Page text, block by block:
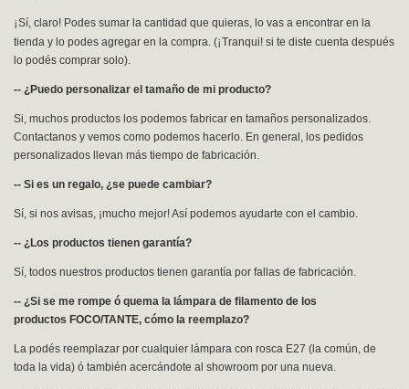
¡Sí, claro! Podes sumar la cantidad que quieras, lo vas a encontrar en la
tienda y lo podes agregar en la compra. (¡Tranqui! si te diste cuenta después
lo podés comprar solo).
-- ¿Puedo personalizar el tamaño de mi producto?
Si, muchos productos los podemos fabricar en tamaños personalizados.
Contactanos y vemos como podemos hacerlo. En general, los pedidos
personalizados llevan más tiempo de fabricación.
-- Si es un regalo, ¿se puede cambiar?
Sí, si nos avisas, ¡mucho mejor! Así podemos ayudarte con el cambio.
-- ¿Los productos tienen garantía?
Sí, todos nuestros productos tienen garantía por fallas de fabricación.
-- ¿Si se me rompe ó quema la lámpara de filamento de los
productos FOCO/TANTE, cómo la reemplazo?
La podés reemplazar por cualquier lámpara con rosca E27 (la común, de
toda la vida) ó también acercándote al showroom por una nueva.